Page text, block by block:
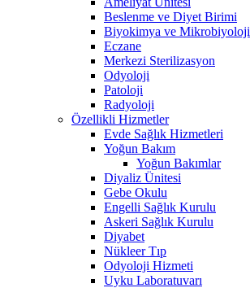
Beslenme ve Diyet Birimi
Biyokimya ve Mikrobiyoloji
Eczane
Merkezi Sterilizasyon
Odyoloji
Patoloji
Radyoloji
Özellikli Hizmetler
Evde Sağlık Hizmetleri
Yoğun Bakım
Yoğun Bakımlar
Diyaliz Ünitesi
Gebe Okulu
Engelli Sağlık Kurulu
Askeri Sağlık Kurulu
Diyabet
Nükleer Tıp
Odyoloji Hizmeti
Uyku Laboratuvarı